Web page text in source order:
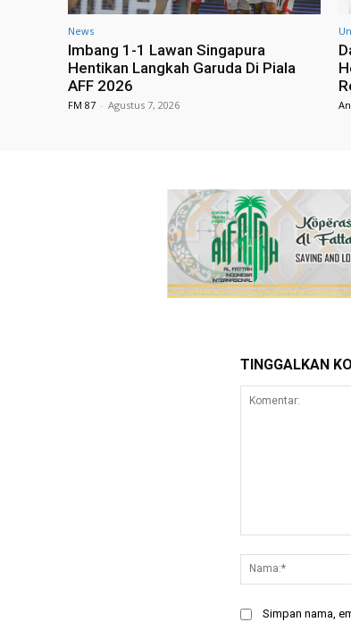
News
Imbang 1-1 Lawan Singapura
Hentikan Langkah Garuda Di Piala
AFF 2026
FM 87 - Agustus 7, 2026
TINGGALKAN
Simpan nama,